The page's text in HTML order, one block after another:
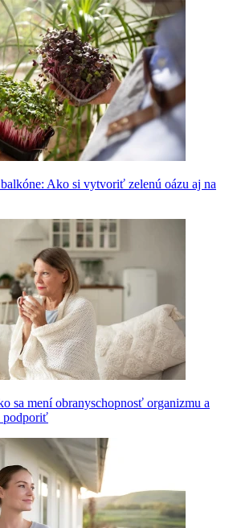
Ako si vytvoriť zelenú oázu aj na
sa mení obranyschopnosť organizmu a
podporiť